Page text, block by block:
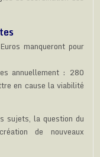
manqueront pour
annuellement : 280
en cause la viabilité
sujets, la question du
de nouveaux